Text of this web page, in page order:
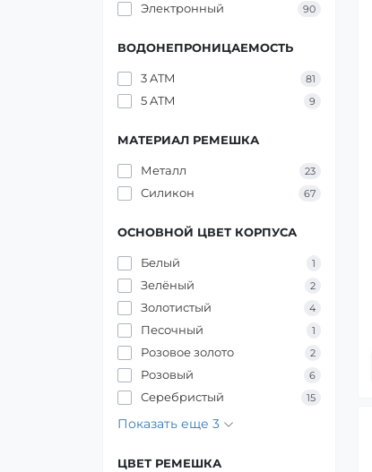
Электронный 90
ВОДОНЕПРОНИЦАЕМОСТЬ
3 ATM 81
5 ATM 9
МАТЕРИАЛ РЕМЕШКА
Металл 23
Силикон 67
ОСНОВНОЙ ЦВЕТ КОРПУСА
Белый 1
Зелёный 2
Золотистый 4
Песочный 1
Розовое золото 2
Розовый 6
Серебристый 15
Показать еще 3
ЦВЕТ РЕМЕШКА